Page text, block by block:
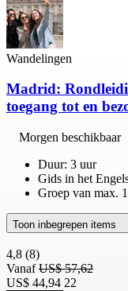
Wandelingen
Madrid:
toegang tot en
Morgen beschikbaar
Duur: 3 uur
Gids in het
Groep van max.
Toon inbegrepen items
4,8 (8)
VanafUS$ 57,62
US$ 44,94 22